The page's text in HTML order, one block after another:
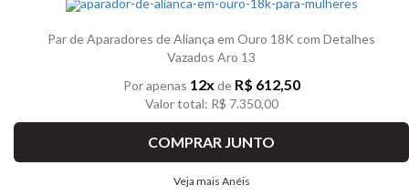
Par de Aparadores de Aliança em Ouro 18K com Detalhes
Vazados Aro 13
Por apenas 12x de R$ 612,50
Valor total: R$ 7.350,00
COMPRAR JUNTO
Veja mais Anéis